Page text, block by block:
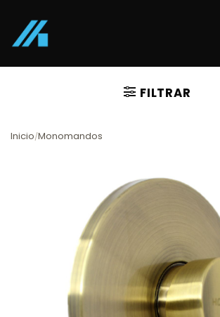
content
FILTRAR
Inicio/Monomandos